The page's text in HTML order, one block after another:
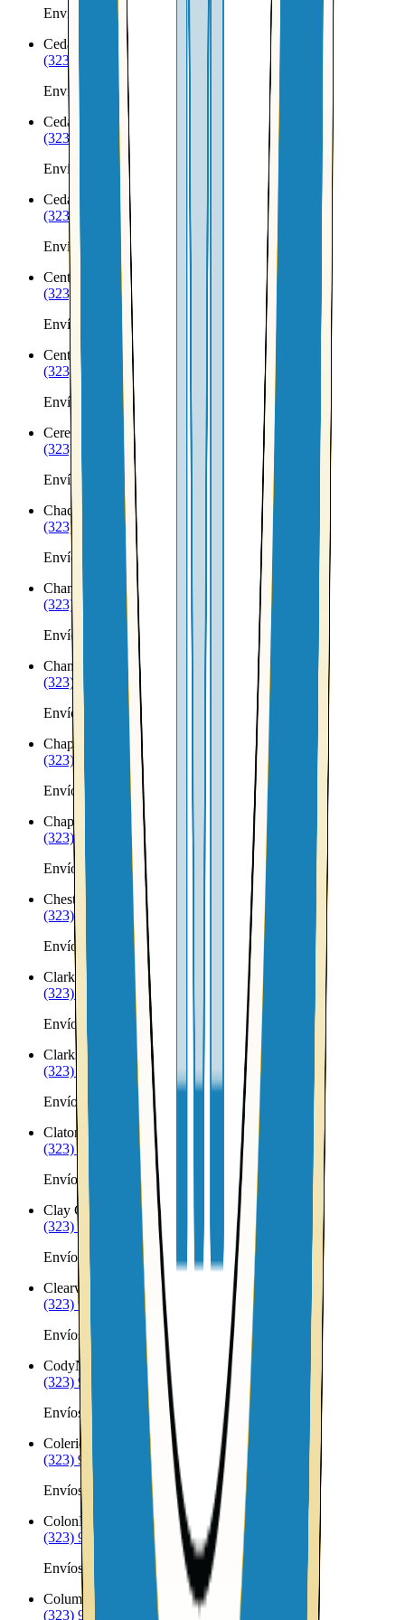
Envíos a Nicaragua desde Carroll
Cedar Bluffs
NE
(323) 953-8100
Envíos a Nicaragua desde Cedar Bluffs
Cedar Creek
NE
(323) 953-8100
Envíos a Nicaragua desde Cedar Creek
Cedar Rapids NE
(323) 953-8100
Envíos a Nicaragua desde Cedar Rapids
Center
(323) 953-8100
Envíos a Nicaragua desde Center
Central City
NE
(323) 953-8100
Envíos a Nicaragua desde Central City
Ceresco
(323) 953-8100
Envíos a Nicaragua desde Ceresco
Chadron
(323) 953-8100
Envíos a Nicaragua desde Chadron
Chambers
(323) 953-8100
Envíos a Nicaragua desde Chambers
Champion
(323) 953-8100
Envíos a Nicaragua desde Champion
Chapman
(323) 953-8100
Envíos a Nicaragua desde Chapman
Chappell
(323) 953-8100
Envíos a Nicaragua desde Chappell
Chester
(323) 953-8100
Envíos a Nicaragua desde Chester
Clarks
(323) 953-8100
Envíos a Nicaragua desde Clarks
Clarkson
(323) 953-8100
Envíos a Nicaragua desde Clarkson
Clatonia
(323) 953-8100
Envíos a Nicaragua desde Clatonia
Clay Center
(323) 953-8100
Envíos a Nicaragua desde Clay Center
Clearwater
(323) 953-8100
Envíos a Nicaragua desde Clearwater
CodyNE
(323) 953-8100
Envíos a Nicaragua desde Cody
Coleridge
(323) 953-8100
Envíos a Nicaragua desde Coleridge
ColonNE
(323) 953-8100
Envíos a Nicaragua desde Colon
Columbus
(323) 953-8100